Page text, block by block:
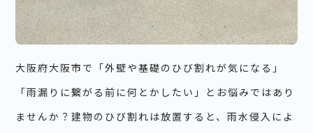
大阪府大阪市で「外壁や基礎のひび割れが気になる」
「雨漏りに繋がる前に何とかしたい」とお悩みではあり
ませんか？建物のひび割れは放置すると、雨水侵入によ